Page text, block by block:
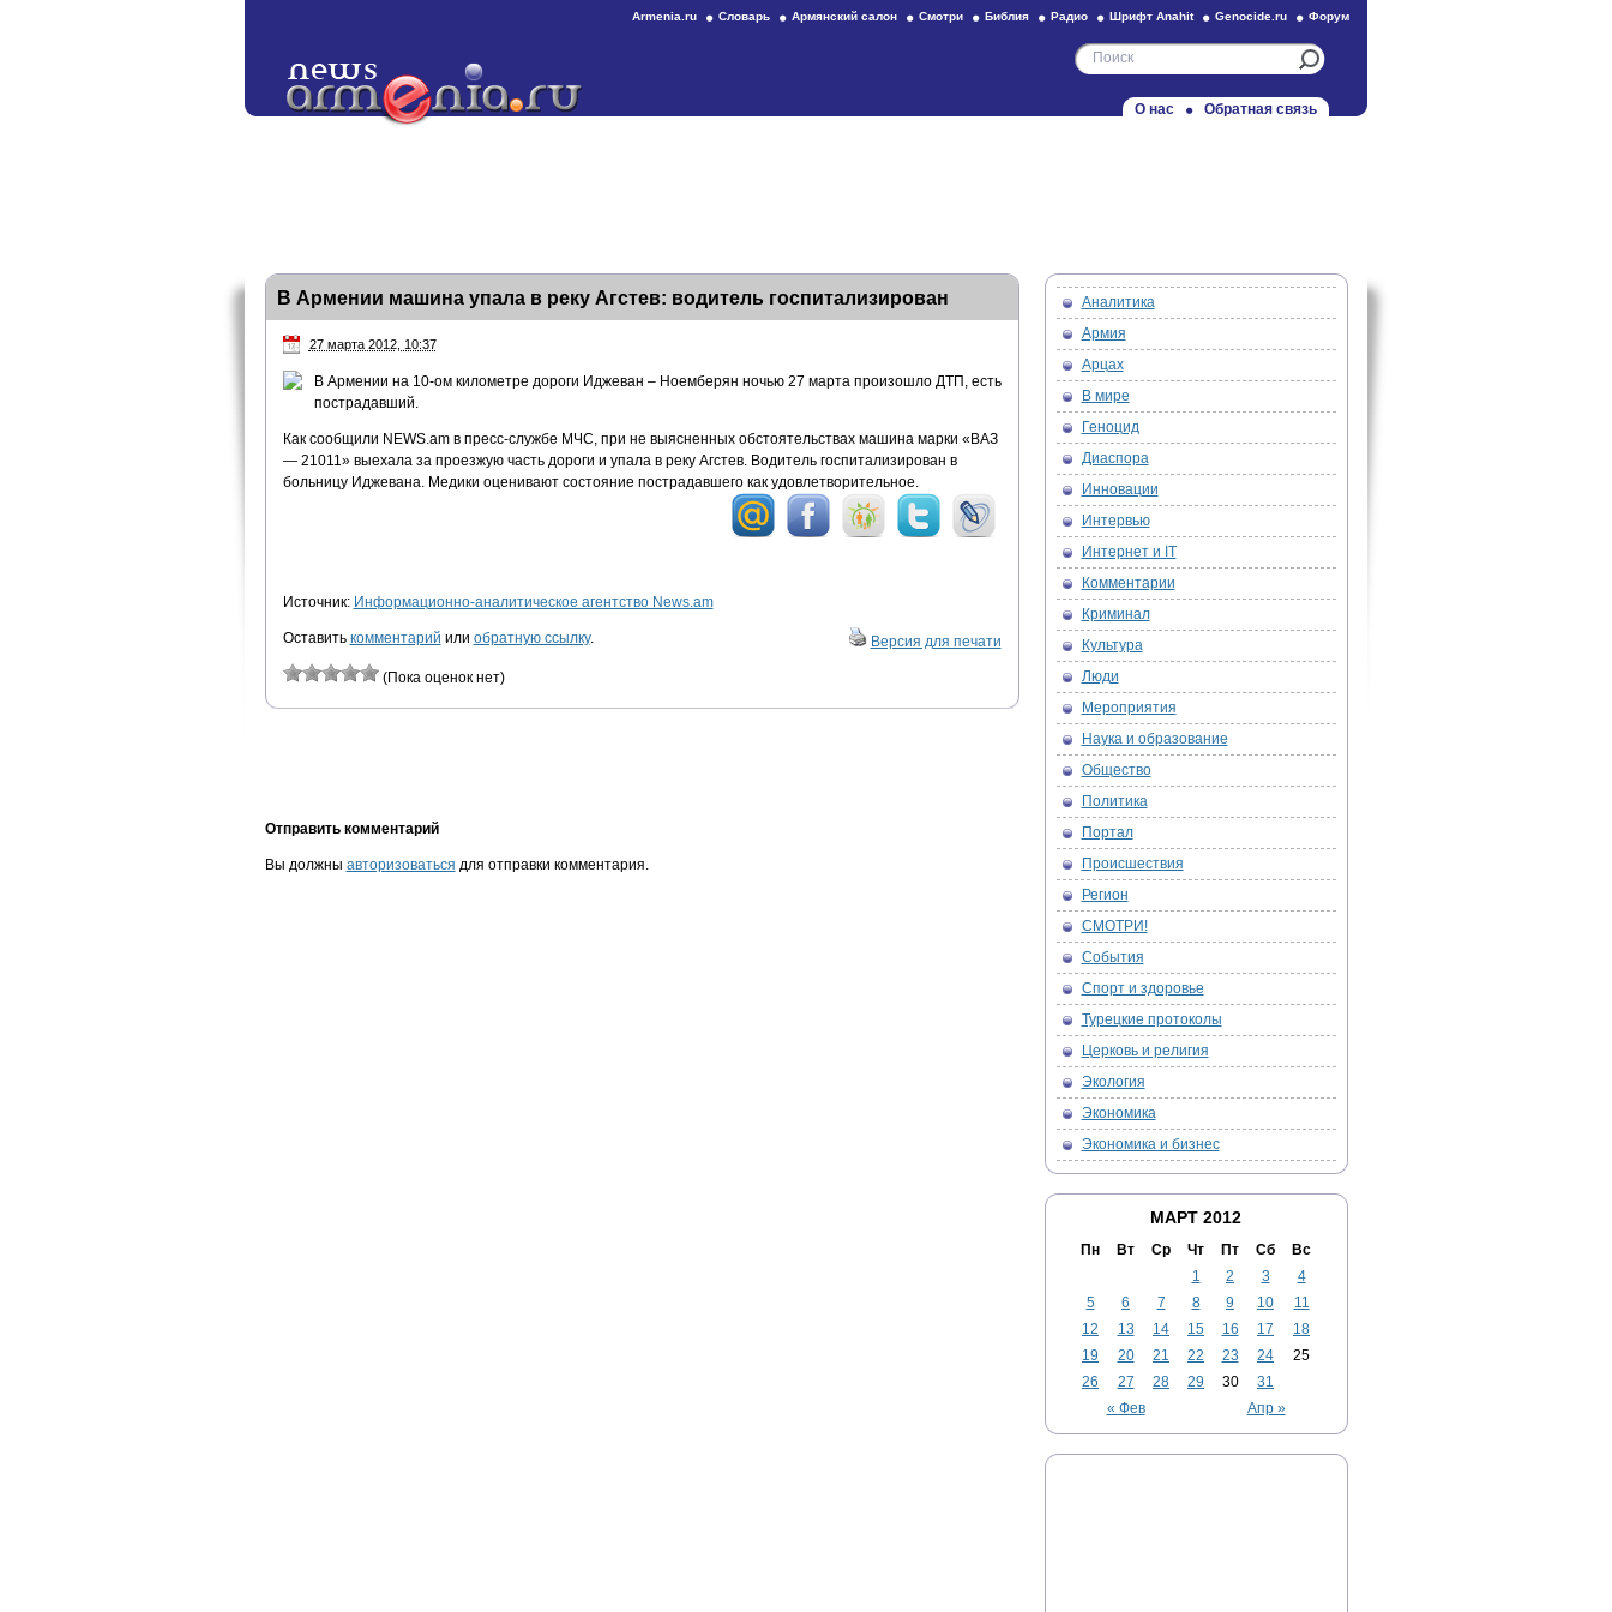
Armenia.ru Словарь Армянский салон Смотри Библия Радио Шрифт Anahit Genocide.ru Форум
О нас Обратная связь
В Армении машина упала в реку Агстев: водитель госпитализирован
27 марта 2012, 10:37
В Армении на 10-ом километре дороги Иджеван – Ноемберян ночью 27 марта произошло ДТП, есть
пострадавший.
Как сообщили NEWS.am в пресс-службе МЧС, при не выясненных обстоятельствах машина марки «ВАЗ
— 21011» выехала за проезжую часть дороги и упала в реку Агстев. Водитель госпитализирован в
больницу Иджевана. Медики оценивают состояние пострадавшего как удовлетворительное.
Источник: Информационно-аналитическое агентство News.am
Оставить комментарий или обратную ссылку. Версия для печати
(Пока оценок нет)
Отправить комментарий
Вы должны авторизоваться для отправки комментария.
Аналитика
Армия
Арцах
В мире
Геноцид
Диаспора
Инновации
Интервью
Интернет и IT
Комментарии
Криминал
Культура
Люди
Мероприятия
Наука и образование
Общество
Политика
Портал
Происшествия
Регион
СМОТРИ!
События
Спорт и здоровье
Турецкие протоколы
Церковь и религия
Экология
Экономика
Экономика и бизнес
МАРТ 2012
Пн Вт Ср Чт Пт Сб Вс
« Фев Апр »
1 2 3
4
5
6 7 8 9 10
11
12
13 14 15 16 17
18
19
20 21 22 23 24
25
26
27 28 29 30 31